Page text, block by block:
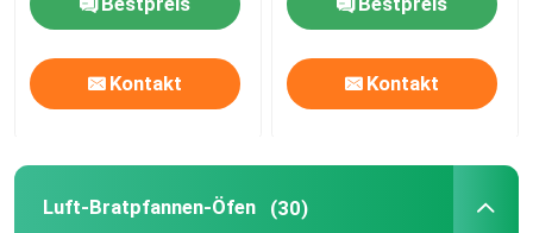
Ofen
Kontakt
Ofen Grill
Kontakt
Luft-Bratpfannen-Öfen (30)